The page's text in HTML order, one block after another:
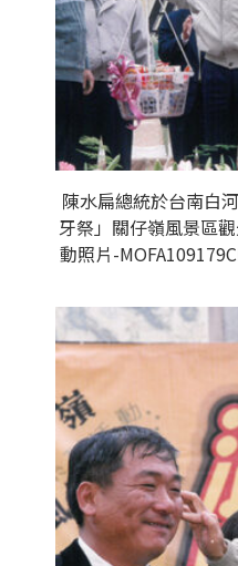
陳水扁總統於台南白
牙祭」關仔嶺風景區
動照片-